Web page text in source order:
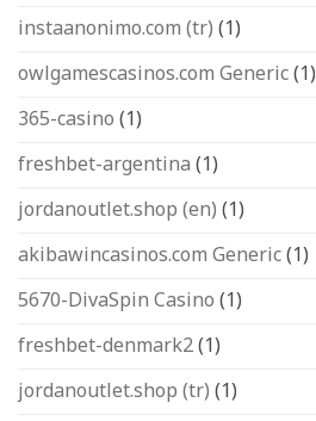
instaanonimo.com (tr) (1)
owlgamescasinos.com Generic(1)
365-casino (1)
freshbet-argentina (1)
jordanoutlet.shop (en) (1)
akibawincasinos.com Generic(1)
5670-DivaSpin Casino (1)
freshbet-denmark2(1)
jordanoutlet.shop (tr) (1)